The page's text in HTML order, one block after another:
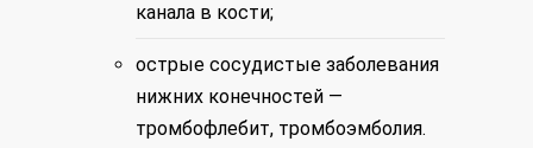
канала в кости;
острые сосудистые заболевания
нижних конечностей —
тромбофлебит, тромбоэмболия.